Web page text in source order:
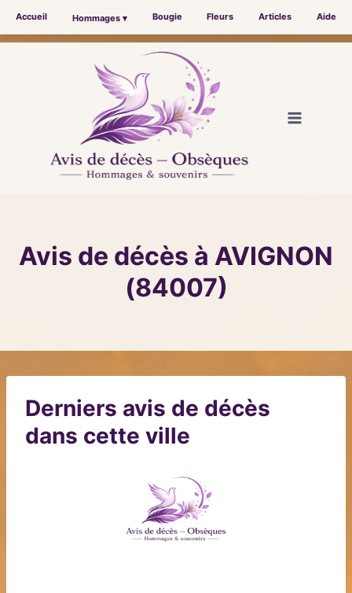
Accueil Hommages ▾ Bougie Fleurs Articles Aide
Avis de décès à AVIGNON
(84007)
Derniers avis de décès
dans cette ville